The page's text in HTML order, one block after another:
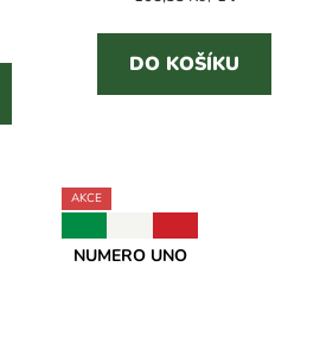
z
5
hvězdiček.
DO KOŠÍKU
AKCE
NUMERO UNO